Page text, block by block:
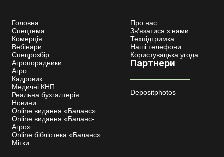
Головна
Спецтема
Комерція
Вебінари
Спецрозбір
Агропорадники
Агро
Кадровик
Медичні КНП
Реальна бухгалтерія
Новини
Online видання «Баланс»
Online видання «Баланс-
Агро»
Online бібліотека «Баланс»
Мітки
Про нас
Зв'язатися з нами
Техпідтримка
Наші телефони
Користувацька угода
Партнери
Depositphotos